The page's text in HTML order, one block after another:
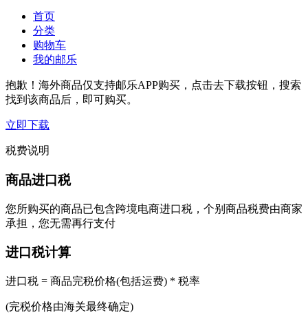
首页
分类
购物车
我的邮乐
抱歉！海外商品仅支持邮乐APP购买，点击去下载按钮，搜索
找到该商品后，即可购买。
立即下载
税费说明
商品进口税
您所购买的商品已包含跨境电商进口税，个别商品税费由商家
承担，您无需再行支付
进口税计算
进口税 = 商品完税价格(包括运费) * 税率
(完税价格由海关最终确定)